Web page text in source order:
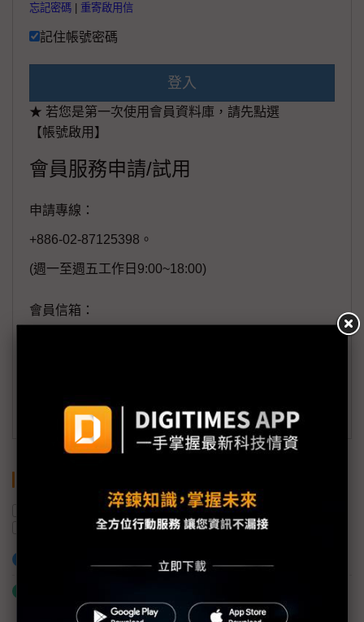
忘記密碼 重寄啟用信
記住帳號密碼
登入
★ 若您是第一次使用會員資料庫，請先點選
【帳號啟用】
會員服務申請/試用
申請專線：
+886-02-87125398。
(週一至週五工作日9:00~18:00)
會員信箱：
訂閱DIGITIMES 行動版
三星電子 Micro LED
加入已選取到「關鍵字追蹤」